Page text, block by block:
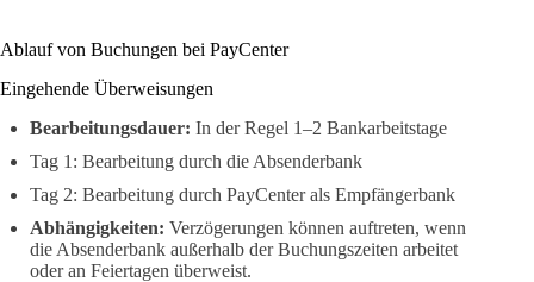
Ablauf von Buchungen bei PayCenter
Eingehende Überweisungen
Bearbeitungsdauer: In der Regel 1–2 Bankarbeitstage
Tag 1: Bearbeitung durch die Absenderbank
Tag 2: Bearbeitung durch PayCenter als Empfängerbank
Abhängigkeiten: Verzögerungen können auftreten, wenn
die Absenderbank außerhalb der Buchungszeiten arbeitet
oder an Feiertagen überweist.